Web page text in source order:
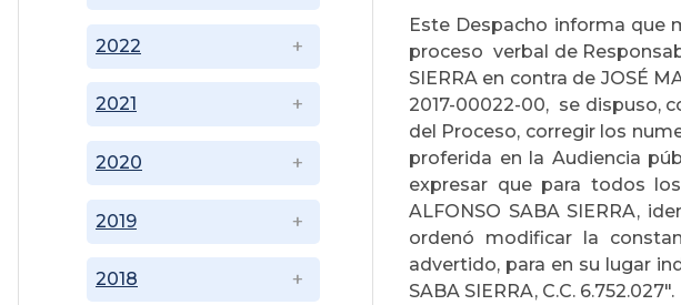
2018
2019
2020
2021
2022
Este Despacho informa que
proceso verbal de
SIERRA en contra de JOSÉ
2017-00022-00, se dispuso,
del Proceso, corregir los
proferida en la Audiencia
expresar que para todos
ALFONSO SABA SIERRA,
ordenó modificar la
advertido, para en su lugar
SABA SIERRA, C.C. 6.752.027".